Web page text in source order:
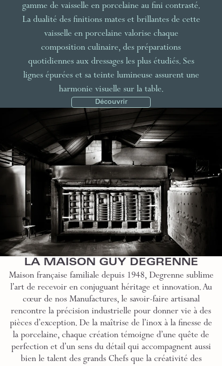
gamme de vaisselle en porcelaine au fini contrasté.
La dualité des finitions mates et brillantes de cette
vaisselle en porcelaine valorise chaque
composition culinaire, des préparations
quotidiennes aux dressages les plus étudiés. Ses
lignes épurées et sa teinte lumineuse assurent une
harmonie visuelle sur la table.
Découvrir
LA MAISON GUY DEGRENNE
Maison française familiale depuis 1948, Degrenne sublime
l’art de recevoir en conjuguant héritage et innovation. Au
cœur de nos Manufactures, le savoir-faire artisanal
rencontre la précision industrielle pour donner vie à des
pièces d’exception. De la maîtrise de l’inox à la finesse de
la porcelaine, chaque création témoigne d’une quête de
perfection et d’un sens du détail qui accompagnent aussi
bien le talent des grands Chefs que la créativité des